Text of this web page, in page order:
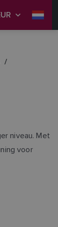
niveau. Met
voor